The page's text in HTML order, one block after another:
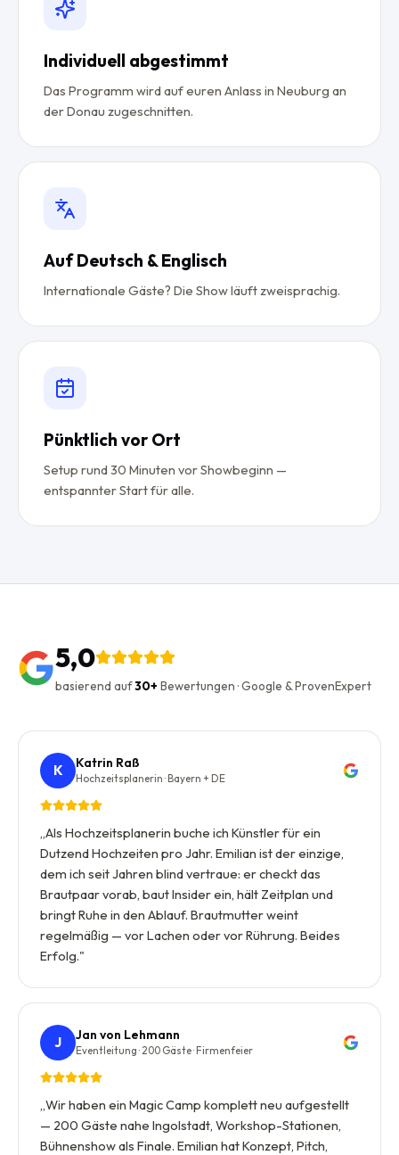
Individuell abgestimmt
Das Programm wird auf euren Anlass in Neuburg an
der Donau zugeschnitten.
Auf Deutsch & Englisch
Internationale Gäste? Die Show läuft zweisprachig.
Pünktlich vor Ort
Setup rund 30 Minuten vor Showbeginn —
entspannter Start für alle.
5,0
basierend auf30+ Bewertungen · Google & ProvenExpert
K Katrin Raß
Hochzeitsplanerin · Bayern + DE
„Als Hochzeitsplanerin buche ich Künstler für ein
Dutzend Hochzeiten pro Jahr. Emilian ist der einzige,
dem ich seit Jahren blind vertraue: er checkt das
Brautpaar vorab, baut Insider ein, hält Zeitplan und
bringt Ruhe in den Ablauf. Brautmutter weint
regelmäßig — vor Lachen oder vor Rührung. Beides
Erfolg."
J Jan von Lehmann
Eventleitung · 200 Gäste · Firmenfeier
„Wir haben ein Magic Camp komplett neu aufgestellt
— 200 Gäste nahe Ingolstadt, Workshop-Stationen,
Bühnenshow als Finale. Emilian hat Konzept, Pitch,